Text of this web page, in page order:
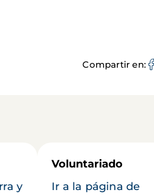
Compartir en
y
Voluntariado
Ir a la página de